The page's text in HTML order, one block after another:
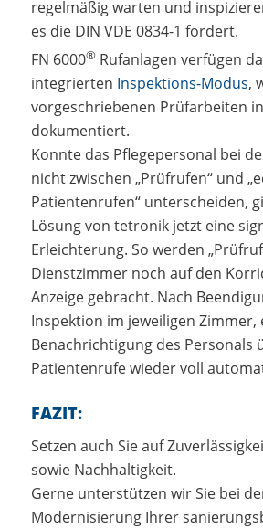
regelmäßig warten und
es die DIN VDE 0834-1 fordert.
FN 6000®Rufanlagen verfügen
integrierten Inspektions-Modus,
vorgeschriebenen Prüfarbeiten
dokumentiert.
Konnte das Pflegepersonal bei
nicht zwischen „Prüfrufen“ und
Patientenrufen“ unterscheiden,
Lösung von tetronik jetzt eine
Erleichterung. So werden
Dienstzimmer noch auf den
Anzeige gebracht. Nach
Inspektion im jeweiligen
Benachrichtigung des Personals
Patientenrufe wieder voll
FAZIT:
Setzen auch Sie auf
sowie Nachhaltigkeit.
Gerne unterstützen wir Sie bei
Modernisierung Ihrer